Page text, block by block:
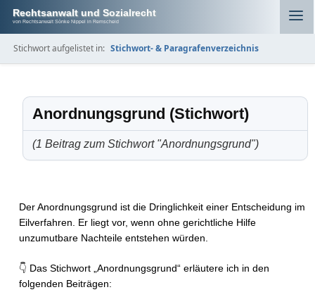
Rechtsanwalt und Sozialrecht
von Rechtsanwalt Sönke Nippel in Remscheid
Stichwort aufgelistet in: Stichwort- & Paragrafenverzeichnis
Anordnungsgrund (Stichwort)
(1 Beitrag zum Stichwort "Anordnungsgrund")
Der Anordnungsgrund ist die Dringlichkeit einer Entscheidung im
Eilverfahren. Er liegt vor, wenn ohne gerichtliche Hilfe
unzumutbare Nachteile entstehen würden.
👇 Das Stichwort „Anordnungsgrund“ erläutere ich in den
folgenden Beiträgen: